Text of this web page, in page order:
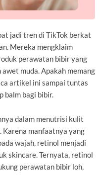
jadi tren di TikTok berkat
Mereka mengklaim
perawatan bibir yang
muda. Apakah memang
artikel ini sampai tuntas
balm bagi bibir.
dalam menutrisi kulit
Karena manfaatnya yang
wajah, retinol menjadi
skincare. Ternyata, retinol
perawatan bibir loh,